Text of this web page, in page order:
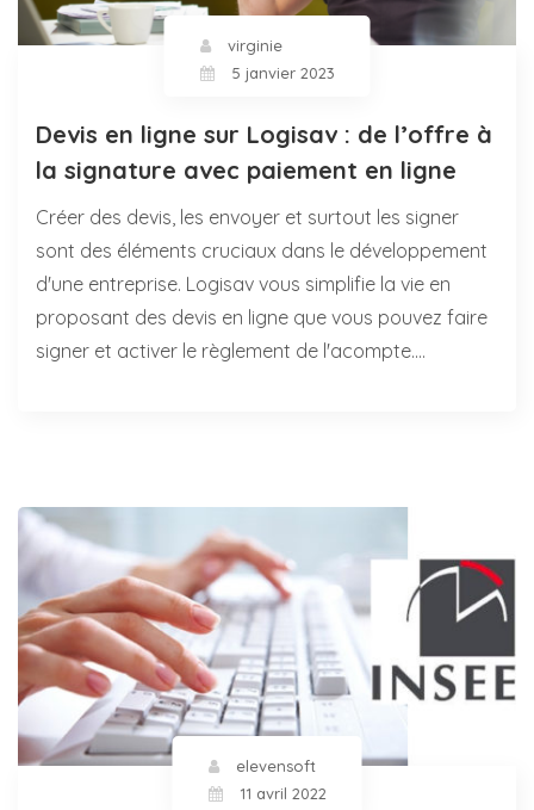
virginie
5 janvier 2023
Devis en ligne sur Logisav : de l’offre à
la signature avec paiement en ligne
Créer des devis, les envoyer et surtout les signer
sont des éléments cruciaux dans le développement
d'une entreprise. Logisav vous simplifie la vie en
proposant des devis en ligne que vous pouvez faire
signer et activer le règlement de l'acompte.…
elevensoft
11 avril 2022